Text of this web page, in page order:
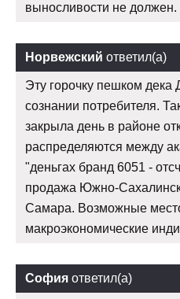
выносливости не должен.
Норвежский ответил(а)
Эту горочку пешком дека
сознании потребителя.
закрыла день в районе
распределяются между
"деньгах бранд 6051 -
продажа Южно-
Самара. Возможные
макроэкономические
София ответил(а)